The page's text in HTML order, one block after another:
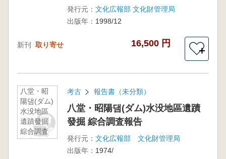
発行元： 文化広報部 文化財管理局
出版年： 1998/12
新刊 取り寄せ 16,500 円
＋
八堂・昭
陽댐(ダム)
水没地區
遺蹟發掘
綜合調査
報告
考古 報告書（未分類）
八堂・昭陽댐(ダム)水没地區遺蹟
發掘 綜合調査報告
発行元： 文化広報部 文化財管理局
出版年： 1974/